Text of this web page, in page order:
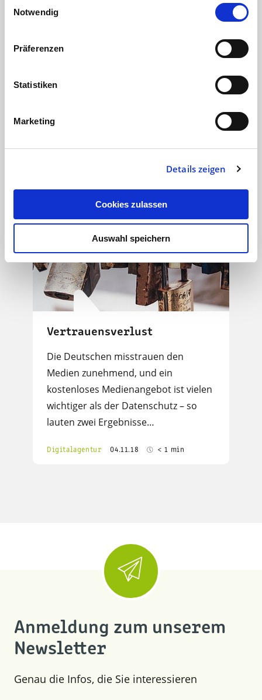
Notwendig
Präferenzen
Statistiken
Marketing
Details zeigen
Cookies zulassen
Auswahl speichern
diese beeindruckende Zahl
amerikanischen…
Vertrauensverlust
Die Deutschen misstrauen den
Medien zunehmend, und ein
kostenloses Medienangebot ist vielen
wichtiger als der Datenschutz – so
lauten zwei Ergebnisse…
Digitalagentur 04.11.18 < 1 min
Anmeldung zum unserem
Newsletter
Genau die Infos, die Sie interessieren